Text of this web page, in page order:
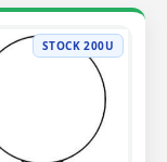
STOCK 200U